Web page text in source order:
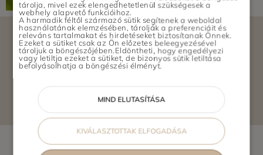
ELÉRHETŐSÉGEK
tárolja, mivel ezek elengedhetetlenül szükségesek a
webhely alapvető funkcióihoz.
A harmadik féltől származó sütik segítenek a weboldal
használatának elemzésében, tárolják a preferenciáit és
releváns tartalmakat és hirdetéseket biztosítanak Önnek.
Ezeket a sütiket csak az Ön előzetes beleegyezésével
tároljuk a böngészőjében.Eldöntheti, hogy engedélyezi
vagy letiltja ezeket a sütiket, de bizonyos sütik letiltása
befolyásolhatja a böngészési élményt.
MIND ELUTASÍTÁSA
KIVÁLASZTOTTAK ELFOGADÁSA